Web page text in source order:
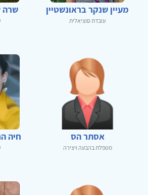
מעיין שנקר בראונשטיין
עובדת סוציאלית
שרה
אסתר הס
מטפלת בהבעה ויצירה
חיה